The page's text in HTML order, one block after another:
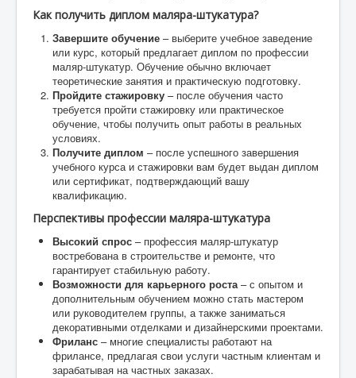
Как получить диплом маляра-штукатура?
Завершите обучение – выберите учебное заведение
или курс, который предлагает диплом по профессии
маляр-штукатур. Обучение обычно включает
теоретические занятия и практическую подготовку.
Пройдите стажировку – после обучения часто
требуется пройти стажировку или практическое
обучение, чтобы получить опыт работы в реальных
условиях.
Получите диплом – после успешного завершения
учебного курса и стажировки вам будет выдан диплом
или сертификат, подтверждающий вашу
квалификацию.
Перспективы профессии маляра-штукатура
Высокий спрос – профессия маляр-штукатур
востребована в строительстве и ремонте, что
гарантирует стабильную работу.
Возможности для карьерного роста – с опытом и
дополнительным обучением можно стать мастером
или руководителем группы, а также заниматься
декоративными отделками и дизайнерскими проектами.
Фриланс – многие специалисты работают на
фрилансе, предлагая свои услуги частным клиентам и
зарабатывая на частных заказах.